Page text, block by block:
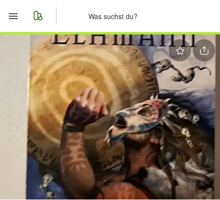
Start
Merkliste
Nachrichten
Anzeige aufgeben